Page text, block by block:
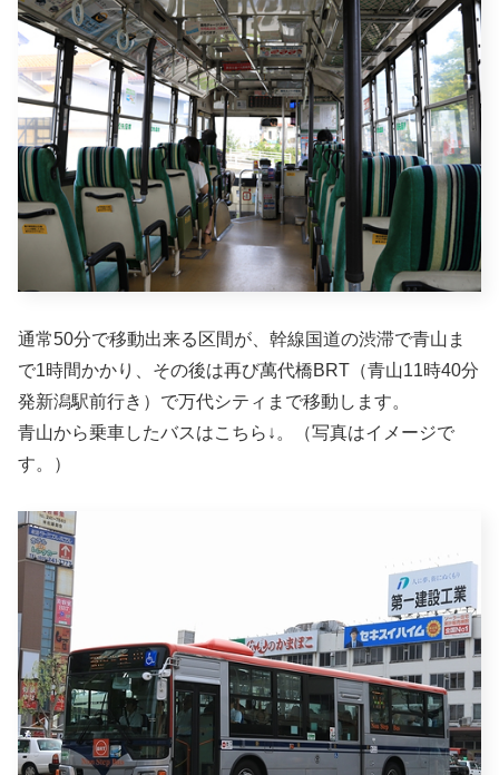
通常50分で移動出来る区間が、幹線国道の渋滞で青山ま
で1時間かかり、その後は再び萬代橋BRT（青山11時40分
発新潟駅前行き）で万代シティまで移動します。
青山から乗車したバスはこちら↓。（写真はイメージで
す。）